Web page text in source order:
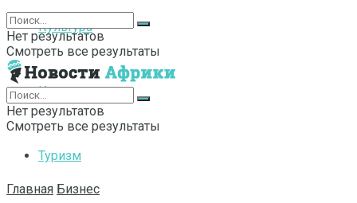
Культура
Интернет
Туризм
Нет результатов
Смотреть все результаты
Нет результатов
Смотреть все результаты
Главная Бизнес